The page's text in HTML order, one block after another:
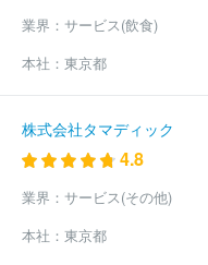
業界： サービス(飲食)
本社： 東京都
株式会社タマディック
4.8
業界： サービス(その他)
本社： 東京都